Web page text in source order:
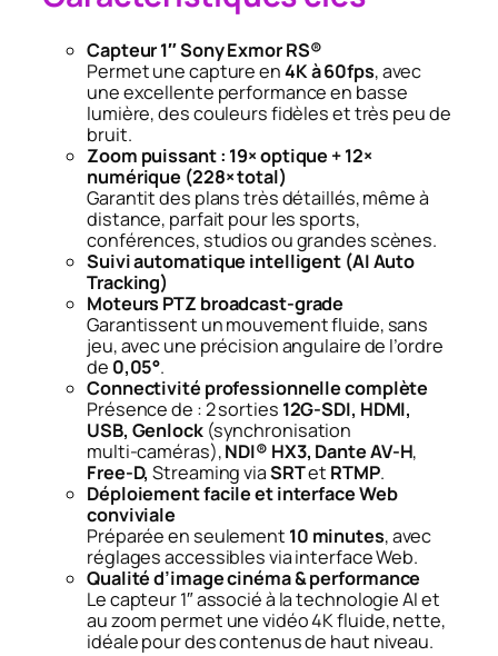
Capteur 1″ Sony Exmor RS®
Permet une capture en4K à 60fps, avec
une excellente performance en basse
lumière, des couleurs fidèles et très peu de
bruit.
Zoom puissant : 19× optique + 12×
numérique (228× total)
Garantit des plans très détaillés, même à
distance, parfait pour les sports,
conférences, studios ou grandes scènes.
Suivi automatique intelligent (AI Auto
Tracking)
Moteurs PTZ broadcast‑grade
Garantissent un mouvement fluide, sans
jeu, avec une précision angulaire de l’ordre
de 0,05°.
Connectivité professionnelle complète
Présence de : 2 sorties 12G‑SDI, HDMI,
USB, Genlock(synchronisation
multi‑caméras),NDI® HX3, Dante AV‑H,
Free‑D,Streaming viaSRTet RTMP.
Déploiement facile et interface Web
conviviale
Préparée en seulement 10 minutes, avec
réglages accessibles via interface Web.
Qualité d’image cinéma & performance
Le capteur 1″ associé à la technologie AI et
au zoom permet une vidéo 4K fluide, nette,
idéale pour des contenus de haut niveau.